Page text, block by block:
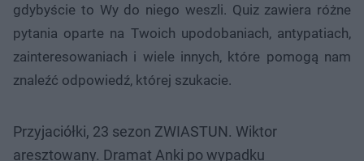
gdybyście to Wy do niego weszli. Quiz zawiera różne
pytania oparte na Twoich upodobaniach, antypatiach,
zainteresowaniach i wiele innych, które pomogą nam
znaleźć odpowiedź, której szukacie.
Przyjaciółki, 23 sezon ZWIASTUN. Wiktor
aresztowany. Dramat Anki po wypadku